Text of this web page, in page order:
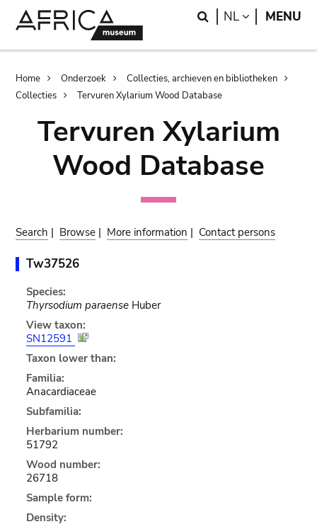
Search
NL LANGUAGE
MENU
Breadcrumb
Home Onderzoek
Collecties, archieven en bibliotheken
Collecties
Tervuren Xylarium Wood Database
Tervuren Xylarium
Wood Database
Search | Browse | More information | Contact persons
Tw37526
Species:
Thyrsodium paraenseHuber
View taxon:
SN12591
Taxon lower than:
Familia:
Anacardiaceae
Subfamilia:
Herbarium number:
51792
Wood number:
26718
Sample form:
Density: